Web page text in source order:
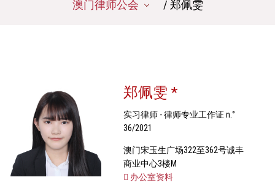
澳门律师公会 / 郑佩雯
郑佩雯 *
实习律师 - 律师专业工作证 n.°
36/2021
澳门宋玉生广场322至362号诚丰
商业中心3楼M
办公室资料